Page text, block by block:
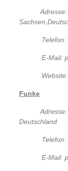
E-Mail:
Funke
Deutschland
E-Mail: